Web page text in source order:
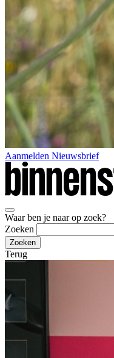
Aanmelden Nieuwsbrief
Waar ben je naar op zoek?
Zoeken
Terug